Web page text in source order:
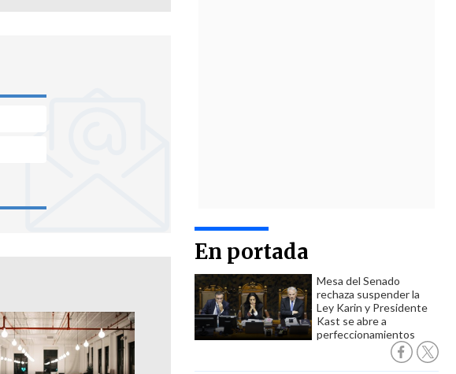
En portada
Mesa del Senado
rechaza suspender la
Ley Karin y Presidente
Kast se abre a
perfeccionamientos